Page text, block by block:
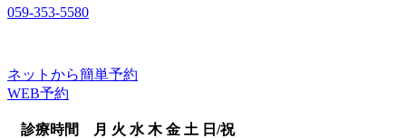
059-353-5580
ネットから簡単予約
WEB予約
診療時間 月 火 水 木 金 土 日/祝